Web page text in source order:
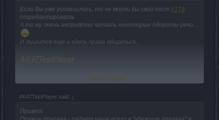
Если Вы уже успокоились, то не могли бы свой пост #179
отредактировать.
А то ну, очень неприятно читать некоторые обороты речи....
И лишится ещё и здесь права общаться...
"Не надо тут писать мат, а то пояснять скоро будет
нечего."
Click to expand...
AK47TestPlayer said: ↑
Привет.